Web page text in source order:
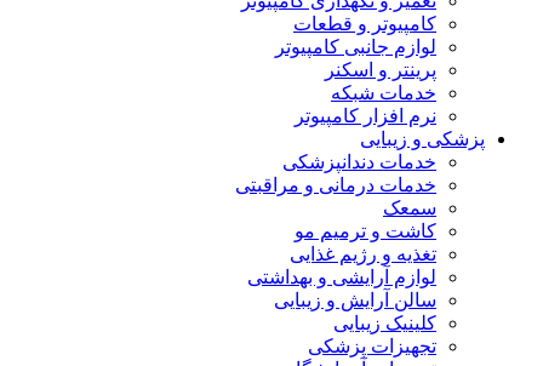
کامپیوتر و قطعات
لوازم جانبی کامپیوتر
پرینتر و اسکنر
خدمات شبکه
نرم افزار کامپیوتر
پزشکی و زیبایی
خدمات دندانپزشکی
خدمات درمانی و مراقبتی
سمعک
کاشت و ترمیم مو
تغذیه و رژیم غذایی
لوازم آرایشی و بهداشتی
سالن آرایش و زیبایی
کلینیک زیبایی
تجهیزات پزشکی